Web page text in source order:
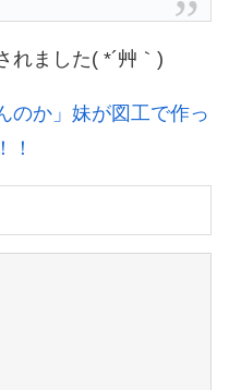
れました( *´艸｀)
のか」妹が図工で作っ
！